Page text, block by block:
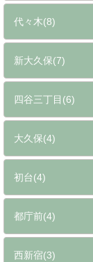
代々木(8)
新大久保(7)
四谷三丁目(6)
大久保(4)
初台(4)
都庁前(4)
西新宿(3)